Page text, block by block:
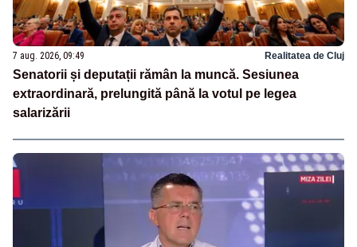
7 aug. 2026, 09:49 Realitatea de Cluj
Senatorii și deputații rămân la muncă. Sesiunea
extraordinară, prelungită până la votul pe legea
salarizării